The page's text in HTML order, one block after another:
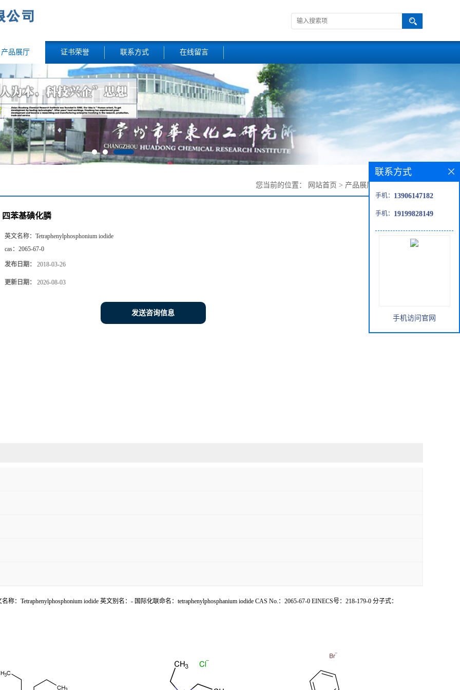
产品展厅 证书荣誉 联系方式 在线留言
您当前的位置： 网站首页 > 产品展厅
四苯基碘化膦
英文名称： Tetraphenylphosphonium iodide
cas： 2065-67-0
发布日期： 2018-03-26
更新日期： 2026-08-03
发送咨询信息
Tetraphenylphosphonium iodide 英文别名：- 国际化联命名：tetraphenylphosphanium iodide CAS No.：2065-67-0 EINECS号：218-179-0 分子式：
联系方式
手机： 13906147182
手机： 19199828149
手机访问官网